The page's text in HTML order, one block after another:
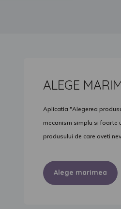
ALEGE
Aplicatia "Alegerea
mecanism simplu si foarte
produsului de care aveti
Alege marimea